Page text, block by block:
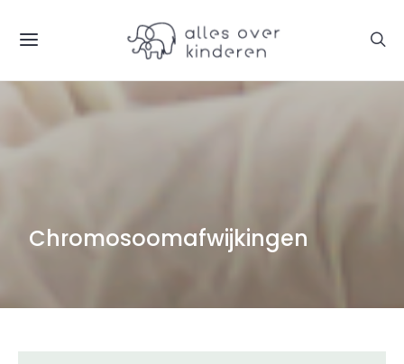
Chromosoomafwijkingen